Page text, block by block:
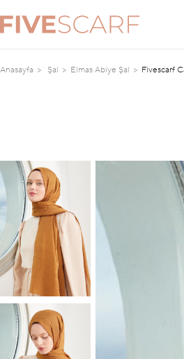
Anasayfa Şal Elmas Abiye Şal Fivescarf